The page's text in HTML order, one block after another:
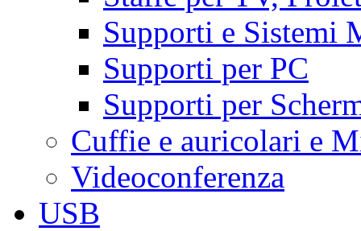
Supporti e Sistemi
Supporti per PC
Supporti per
Cuffie e auricolari e
Videoconferenza
USB